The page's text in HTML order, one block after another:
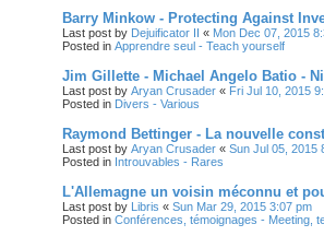
Barry Minkow - Protecting Against
Last post by Dejuificator II « Mon Dec 07, 2015
Posted in Apprendre seul - Teach yourself
Jim Gillette - Michael Angelo Batio -
Last post by Aryan Crusader « Fri Jul 10, 2015
Posted in Divers - Various
Raymond Bettinger - La nouvelle
Last post by Aryan Crusader « Sun Jul 05, 2015
Posted in Introuvables - Rares
L'Allemagne un voisin méconnu et
Last post by Libris « Sun Mar 29, 2015 3:07 pm
Posted in Conférences, témoignages - Meeting,